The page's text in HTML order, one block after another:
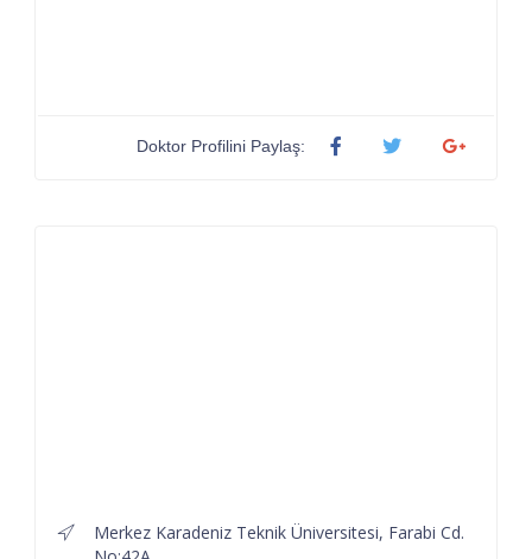
Doktor Profilini Paylaş:
Merkez Karadeniz Teknik Üniversitesi, Farabi Cd.